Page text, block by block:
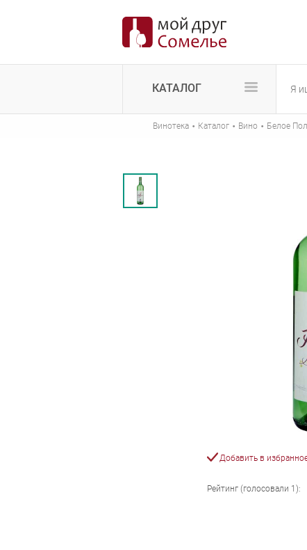
КАТАЛОГ
Винотека · Каталог · Вино · Белое
Добавить в
Рейтинг (голосовали 1 ):